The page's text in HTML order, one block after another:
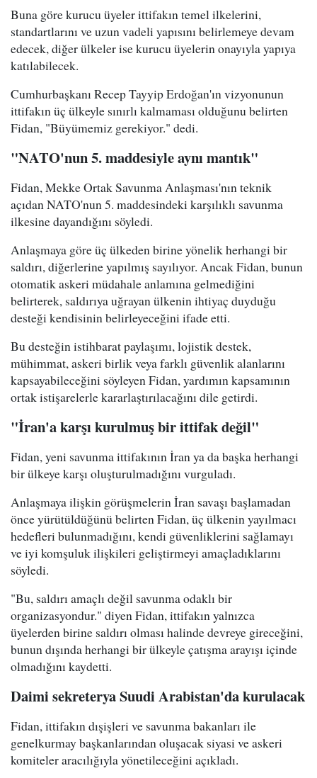
Buna göre kurucu üyeler ittifakın temel ilkelerini,
standartlarını ve uzun vadeli yapısını belirlemeye devam
edecek, diğer ülkeler ise kurucu üyelerin onayıyla yapıya
katılabilecek.
Cumhurbaşkanı Recep Tayyip Erdoğan'ın vizyonunun
ittifakın üç ülkeyle sınırlı kalmaması olduğunu belirten
Fidan, "Büyümemiz gerekiyor." dedi.
"NATO'nun 5. maddesiyle aynı mantık"
Fidan, Mekke Ortak Savunma Anlaşması'nın teknik
açıdan NATO'nun 5. maddesindeki karşılıklı savunma
ilkesine dayandığını söyledi.
Anlaşmaya göre üç ülkeden birine yönelik herhangi bir
saldırı, diğerlerine yapılmış sayılıyor. Ancak Fidan, bunun
otomatik askeri müdahale anlamına gelmediğini
belirterek, saldırıya uğrayan ülkenin ihtiyaç duyduğu
desteği kendisinin belirleyeceğini ifade etti.
Bu desteğin istihbarat paylaşımı, lojistik destek,
mühimmat, askeri birlik veya farklı güvenlik alanlarını
kapsayabileceğini söyleyen Fidan, yardımın kapsamının
ortak istişarelerle kararlaştırılacağını dile getirdi.
"İran'a karşı kurulmuş bir ittifak değil"
Fidan, yeni savunma ittifakının İran ya da başka herhangi
bir ülkeye karşı oluşturulmadığını vurguladı.
Anlaşmaya ilişkin görüşmelerin İran savaşı başlamadan
önce yürütüldüğünü belirten Fidan, üç ülkenin yayılmacı
hedefleri bulunmadığını, kendi güvenliklerini sağlamayı
ve iyi komşuluk ilişkileri geliştirmeyi amaçladıklarını
söyledi.
"Bu, saldırı amaçlı değil savunma odaklı bir
organizasyondur." diyen Fidan, ittifakın yalnızca
üyelerden birine saldırı olması halinde devreye gireceğini,
bunun dışında herhangi bir ülkeyle çatışma arayışı içinde
olmadığını kaydetti.
Daimi sekreterya Suudi Arabistan'da kurulacak
Fidan, ittifakın dışişleri ve savunma bakanları ile
genelkurmay başkanlarından oluşacak siyasi ve askeri
komiteler aracılığıyla yönetileceğini açıkladı.